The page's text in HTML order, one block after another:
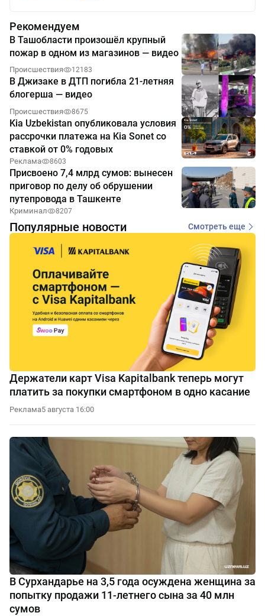
Рекомендуем
В Ташобласти произошёл крупный
пожар в одном из магазинов — видео
Происшествия 12183
В Джизаке в ДТП погибла 21-летняя
блогерша — видео
Происшествия 8675
Kia Uzbekistan опубликовала условия
рассрочки платежа на Kia Sonet со
ставкой от 0% годовых
Реклама 8603
Присвоено 7,4 млрд сумов: вынесен
приговор по делу об обрушении
путепровода в Ташкенте
Криминал 8207
Популярные новости Смотреть еще
Держатели карт Visa Kapitalbank теперь могут
платить за покупки смартфоном в одно касание
Реклама5 августа 16:00
В Сурхандарье на 3,5 года осуждена женщина за
попытку продажи 11-летнего сына за 40 млн
сумов